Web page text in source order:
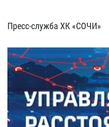
Пресс-служба ХК «СОЧИ»